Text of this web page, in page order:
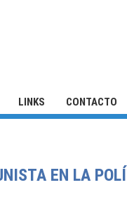
LINKS CONTACTO
EN LA